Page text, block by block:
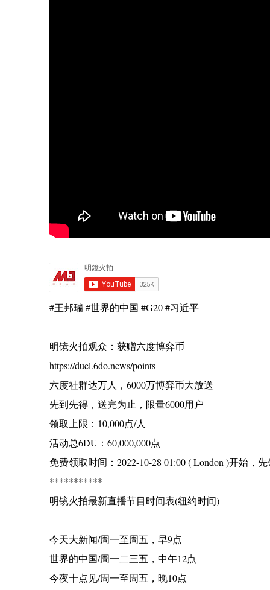
#王邦瑞 #世界的中国 #G20 #习近平
明镜火拍观众：获赠六度博弈币
https://duel.6do.news/points
六度社群达万人，6000万博弈币大放送
先到先得，送完为止，限量6000用户
领取上限：10,000点/人
活动总6DU：60,000,000点
免费领取时间：2022-10-28 01:00 ( London )开始，
***********
明镜火拍最新直播节目时间表(纽约时间)
今天大新闻/周一至周五，早9点
世界的中国/周一二三五，中午12点
今夜十点见/周一至周五，晚10点